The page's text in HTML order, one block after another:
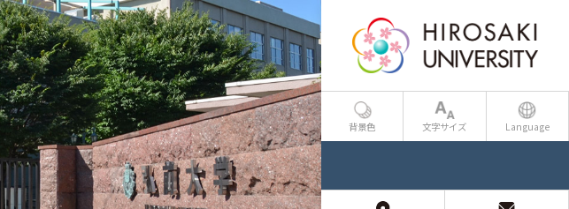
背景色 文字サイズ Language